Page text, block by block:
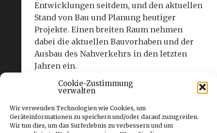
Cookie-Zustimmung
verwalten
Wir verwenden Technologien wie Cookies, um
Geräteinformationen zu speichern und/oder darauf zuzugreifen.
Wir tun dies, um das Surferlebnis zu verbessern und um
Entwicklungen seitdem, und den aktuellen
Stand von Bau und Planung heutiger
Projekte. Einen breiten Raum nehmen
dabei die aktuellen Bauvorhaben und der
Ausbau des Nahverkehrs in den letzten
Jahren ein.
Viele Fotos, Streckenkarten, Pläne und
denen immer wieder durchscheint, wie
demokratisch und gemeinschaftsbezogen